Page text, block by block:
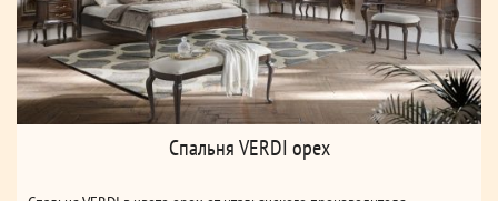
Спальня VERDI орех